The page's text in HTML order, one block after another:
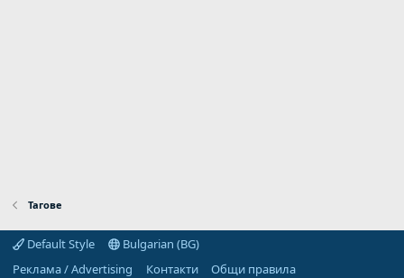
Тагове
Default Style
Bulgarian (BG)
Реклама / Advertising
Контакти
Общи правила